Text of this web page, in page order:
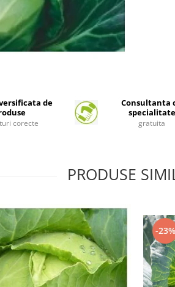
de
corecte
Consultanta
specialitate
gratuita
PRODUSE
-23%